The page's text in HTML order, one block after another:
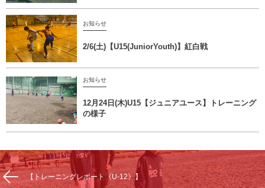
お知らせ
2/6(土)【U15(JuniorYouth)】紅白戦
お知らせ
12月24日(木)U15【ジュニアユース】トレーニング
の様子
【トレーニングレポート《U-12》】